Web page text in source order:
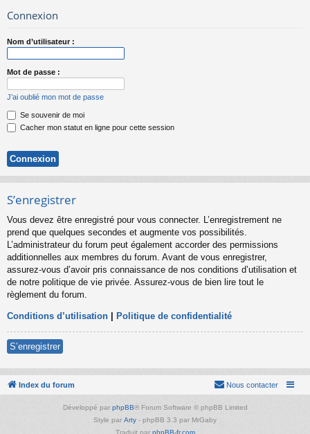
Connexion
Nom d’utilisateur :
Mot de passe :
J’ai oublié mon mot de passe
Se souvenir de moi
Cacher mon statut en ligne pour cette session
S’enregistrer
Vous devez être enregistré pour vous connecter. L’enregistrement ne
prend que quelques secondes et augmente vos possibilités.
L’administrateur du forum peut également accorder des permissions
additionnelles aux membres du forum. Avant de vous enregistrer,
assurez-vous d’avoir pris connaissance de nos conditions d’utilisation et
de notre politique de vie privée. Assurez-vous de bien lire tout le
règlement du forum.
Conditions d’utilisation | Politique de confidentialité
S’enregistrer
Index du forum Nous contacter
Développé par phpBB® Forum Software © phpBB Limited
Style par Arty - phpBB 3.3 par MrGaby
Traduit par phpBB-fr.com